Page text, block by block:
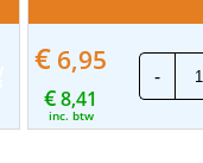
€ 6,95
€8,41
inc. btw
-
-